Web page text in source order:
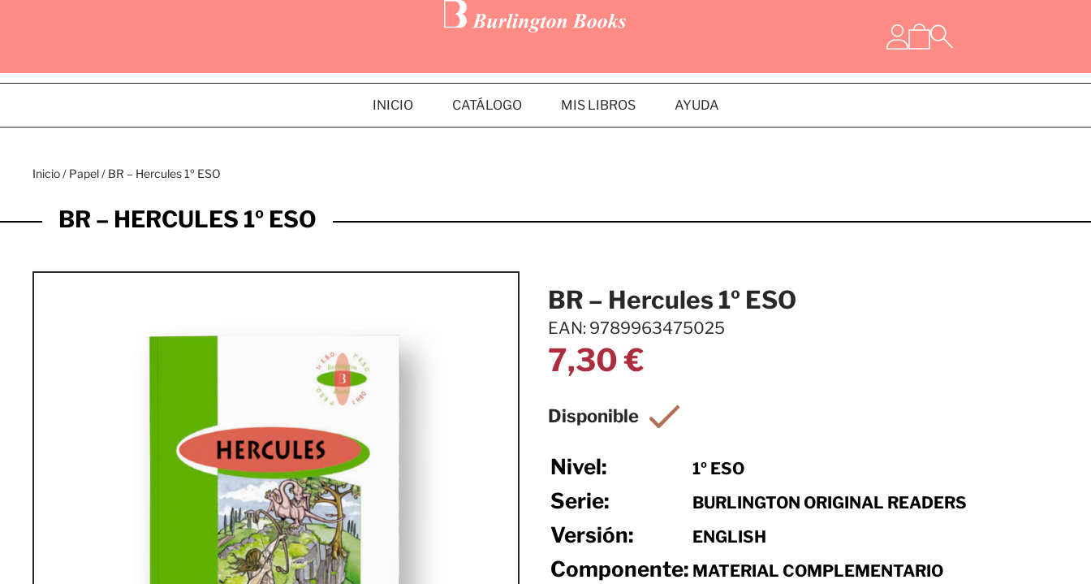
INICIO CATÁLOGO MIS LIBROS AYUDA
Inicio/ Papel/ BR – Hercules 1º ESO
BR – HERCULES 1º ESO
BR – Hercules 1º ESO
EAN: 9789963475025
7,30€
Nivel: 1º ESO
Serie: BURLINGTON ORIGINAL READERS
Versión: ENGLISH
Componente: MATERIAL COMPLEMENTARIO